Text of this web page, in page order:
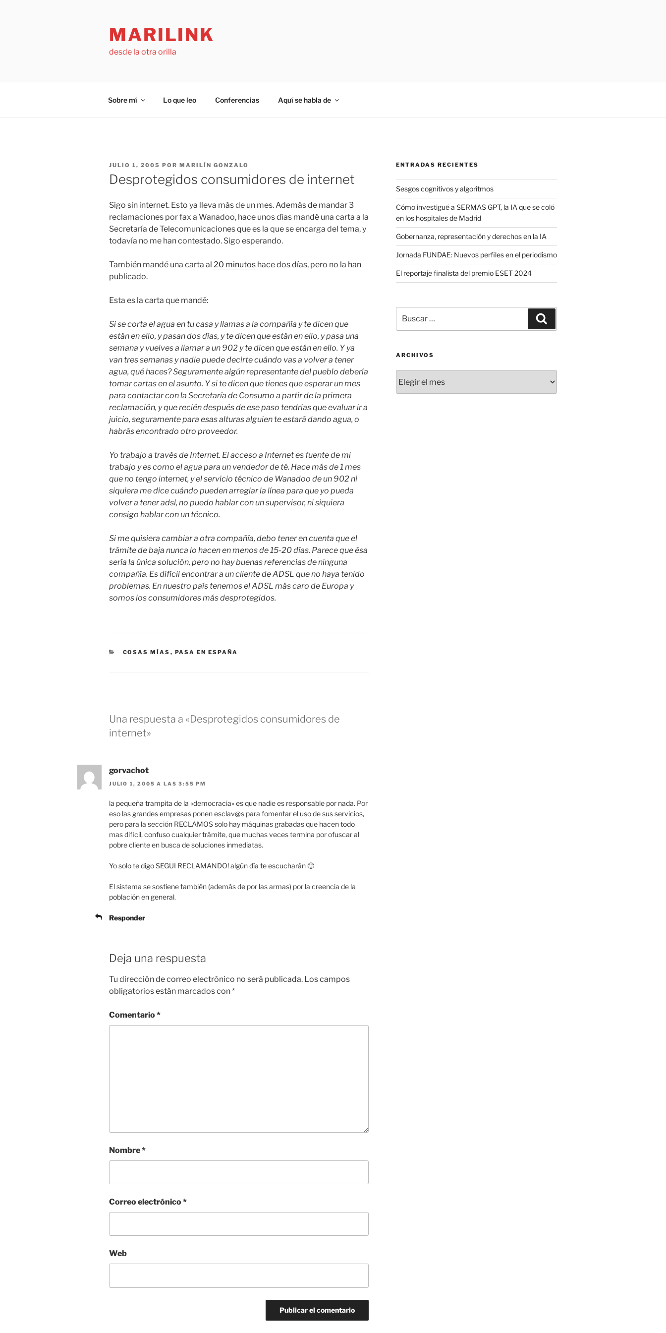
MARILINK
desde la otra orilla
Sobre mí Lo que leo Conferencias Aquí se habla de
PUBLICADO
EL
JULIO 1, 2005 POR MARILÍN GONZALO
Desprotegidos consumidores de internet
Sigo sin internet. Esto ya lleva más de un mes. Además de mandar 3
reclamaciones por fax a Wanadoo, hace unos días mandé una carta a la
Secretaría de Telecomunicaciones que es la que se encarga del tema, y
todavía no me han contestado. Sigo esperando.
También mandé una carta al 20 minutos hace dos días, pero no la han
publicado.
Esta es la carta que mandé:
Si se corta el agua en tu casa y llamas a la compañía y te dicen que
están en ello, y pasan dos días, y te dicen que están en ello, y pasa una
semana y vuelves a llamar a un 902 y te dicen que están en ello. Y ya
van tres semanas y nadie puede decirte cuándo vas a volver a tener
agua, qué haces? Seguramente algún representante del pueblo debería
tomar cartas en el asunto. Y si te dicen que tienes que esperar un mes
para contactar con la Secretaría de Consumo a partir de la primera
reclamación, y que recién después de ese paso tendrías que evaluar ir a
juicio, seguramente para esas alturas alguien te estará dando agua, o
habrás encontrado otro proveedor.
Yo trabajo a través de Internet. El acceso a Internet es fuente de mi
trabajo y es como el agua para un vendedor de té. Hace más de 1 mes
que no tengo internet, y el servicio técnico de Wanadoo de un 902 ni
siquiera me dice cuándo pueden arreglar la línea para que yo pueda
volver a tener adsl, no puedo hablar con un supervisor, ni siquiera
consigo hablar con un técnico.
Si me quisiera cambiar a otra compañía, debo tener en cuenta que el
trámite de baja nunca lo hacen en menos de 15-20 días. Parece que ésa
sería la única solución, pero no hay buenas referencias de ninguna
compañía. Es difícil encontrar a un cliente de ADSL que no haya tenido
problemas. En nuestro país tenemos el ADSL más caro de Europa y
somos los consumidores más desprotegidos.
CATEGORÍAS
COSAS MÍAS , PASA EN ESPAÑA
Una respuesta a «Desprotegidos consumidores de
internet»
gorvachot
JULIO 1, 2005 A LAS 3:55 PM
la pequeña trampita de la «democracia» es que nadie es responsable por nada. Por
eso las grandes empresas ponen esclav@s para fomentar el uso de sus servicios,
pero para la sección RECLAMOS solo hay máquinas grabadas que hacen todo
mas dificil, confuso cualquier trámite, que muchas veces termina por ofuscar al
pobre cliente en busca de soluciones inmediatas.
Yo solo te digo SEGUI RECLAMANDO! algún día te escucharán 🙂
El sistema se sostiene también (además de por las armas) por la creencia de la
población en general.
Responder
Deja una respuesta
Tu dirección de correo electrónico no será publicada. Los campos
obligatorios están marcados con*
Comentario*
Nombre*
Correo electrónico*
Web
ENTRADAS RECIENTES
Sesgos cognitivos y algoritmos
Cómo investigué a SERMAS GPT, la IA que se coló
en los hospitales de Madrid
Gobernanza, representación y derechos en la IA
Jornada FUNDAE: Nuevos perfiles en el periodismo
El reportaje finalista del premio ESET 2024
por:
ARCHIVOS